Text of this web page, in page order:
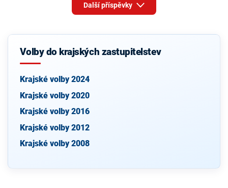
Další příspěvky
Volby do krajských zastupitelstev
Krajské volby 2024
Krajské volby 2020
Krajské volby 2016
Krajské volby 2012
Krajské volby 2008